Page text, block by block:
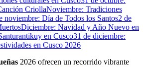
CriollaNoviembre: Tradiciones
noviembre: Día de Todos los Santos2 de
Diciembre: Navidad y Año Nuevo en
en Cusco31 de diciembre:
en Cusco 2026
2026 ofrecen un recorrido vibrante